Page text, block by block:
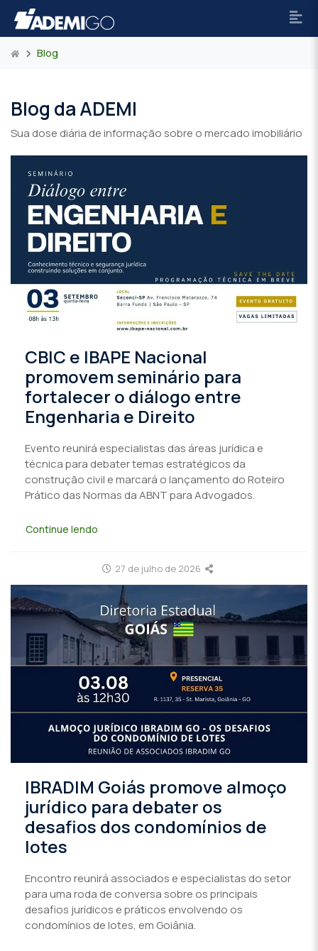
Blog
Blog da ADEMI
Sua dose diária de informação sobre o mercado imobiliário
CBIC e IBAPE Nacional
promovem seminário para
fortalecer o diálogo entre
Engenharia e Direito
Evento reunirá especialistas das áreas jurídica e
técnica para debater temas estratégicos da
construção civil e marcará o lançamento do Roteiro
Prático das Normas da ABNT para Advogados.
Continue lendo
27 de julho de 2026
IBRADIM Goiás promove almoço
jurídico para debater os
desafios dos condomínios de
lotes
Encontro reunirá associados e especialistas do setor
para uma roda de conversa sobre os principais
desafios jurídicos e práticos envolvendo os
condomínios de lotes, em Goiânia.